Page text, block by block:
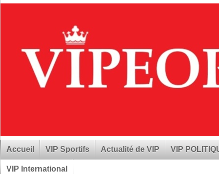
Accueil VIP Sportifs Actualité de VIP VIP
VIP International